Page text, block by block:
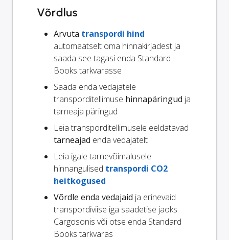
Võrdlus
Arvuta transpordi hind
automaatselt oma hinnakirjadest ja
saada see tagasi enda Standard
Books tarkvarasse
Saada enda vedajatele
transporditellimuse hinnapäringud ja
tarneaja päringud
Leia transporditellimusele eeldatavad
tarneajad enda vedajatelt
Leia igale tarnevõimalusele
hinnangulised transpordi CO2
heitkogused
Võrdle enda vedajaid ja erinevaid
transpordiviise iga saadetise jaoks
Cargosonis või otse enda Standard
Books tarkvaras